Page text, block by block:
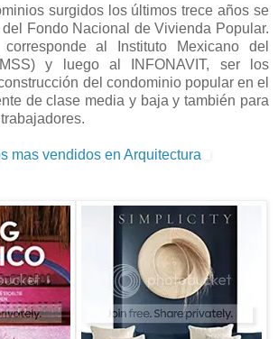
surgidos los últimos trece años se
Fondo Nacional de Vivienda Popular.
al Instituto Mexicano del
y luego al INFONAVIT, ser los
del condominio popular en el
de clase media y baja y también para
mas vendidos en Arquitectura